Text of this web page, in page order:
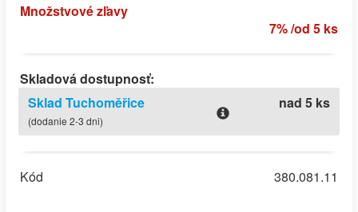
Množstvové zľavy
7% /od 5 ks
Skladová dostupnosť:
Sklad Tuchoměřice
(dodanie 2-3 dni)
nad 5 ks
Kód 380.081.11